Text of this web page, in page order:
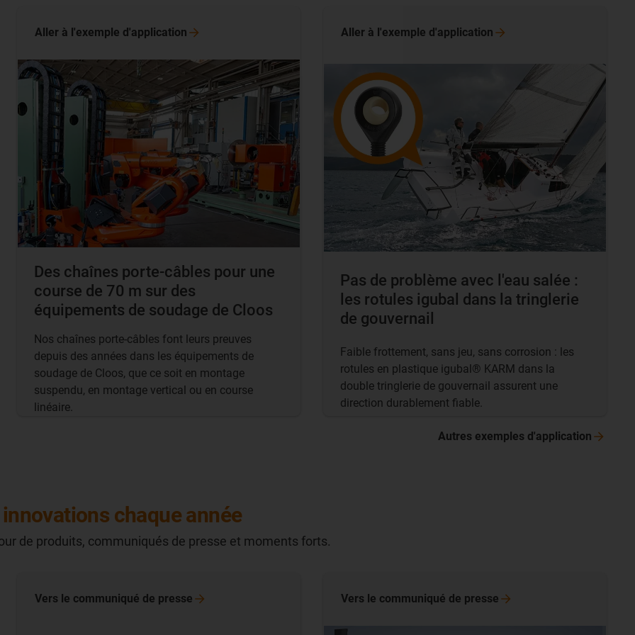
Des chaînes porte-câbles pour une
course de 70 m sur des
équipements de soudage de Cloos
Nos chaînes porte-câbles font leurs preuves
depuis des années dans les équipements de
soudage de Cloos, que ce soit en montage
suspendu, en montage vertical ou en course
linéaire.
Aller à l'exemple d'application
Pas de problème avec l'eau salée :
les rotules igubal dans la tringlerie
de gouvernail
Faible frottement, sans jeu, sans corrosion : les
rotules en plastique igubal® KARM dans la
double tringlerie de gouvernail assurent une
direction durablement fiable.
Aller à l'exemple d'application
Autres exemples d'application
chaque année
de produits, communiqués de presse et moments forts.
Vers le communiqué de presse Vers le communiqué de presse